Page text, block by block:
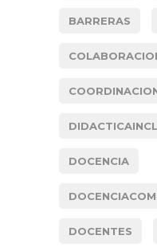
BARRERAS
DOCENCIA
DOCENTES